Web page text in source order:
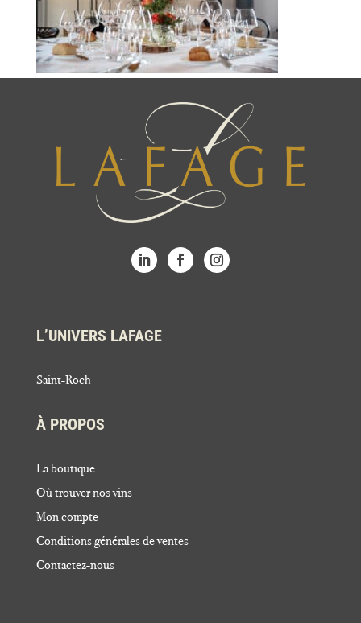
L’UNIVERS LAFAGE
Saint-Roch
À PROPOS
La boutique
Où trouver nos vins
Mon compte
Conditions générales de ventes
Contactez-nous